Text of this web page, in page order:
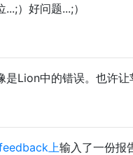
）好问题...;）
是Lion中的错误。也许
上输入了一份报